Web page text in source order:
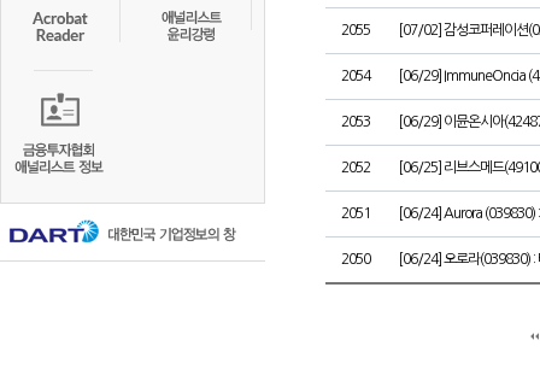
2055 [07/02] 감성코퍼레이션
2054 [06/29] ImmuneOncia
2053 [06/29] 이뮨온시아
2052 [06/25] 리브스메드
2051 [06/24] Aurora
2050 [06/24] 오로라(039830) :